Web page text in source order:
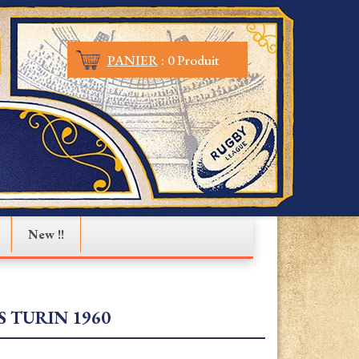
PANIER: 0 Produit
New !!
TURIN 1960